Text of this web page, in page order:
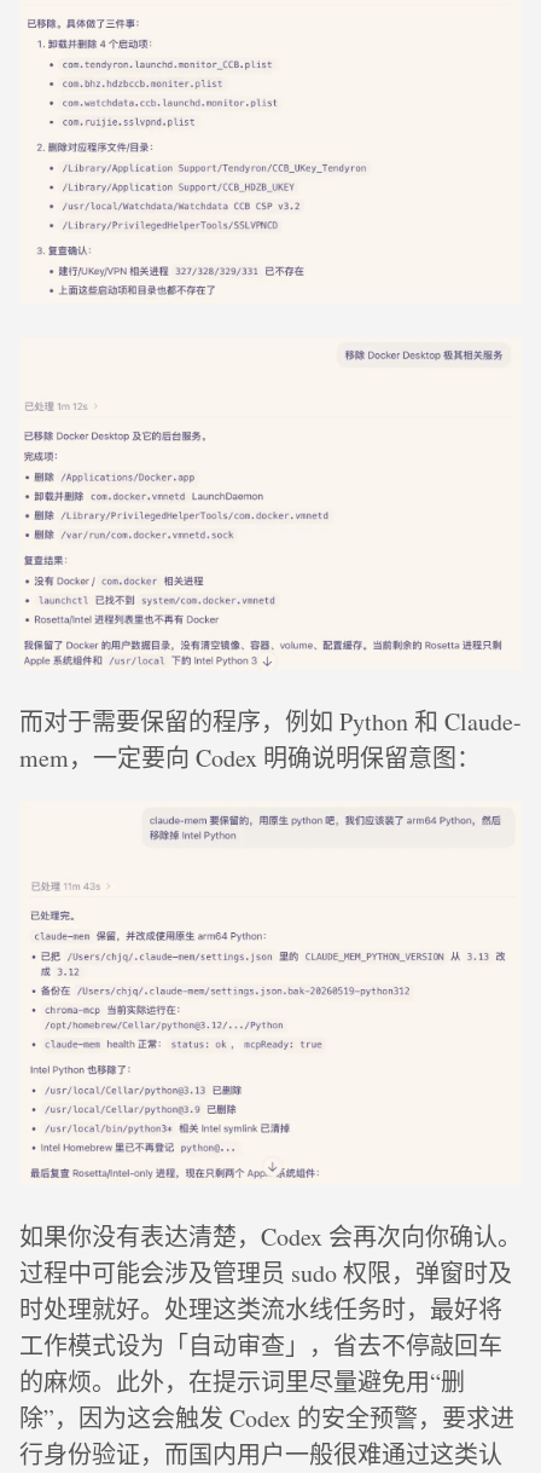
而对于需要保留的程序，例如 Python 和 Claude-
mem，一定要向 Codex 明确说明保留意图：
如果你没有表达清楚，Codex 会再次向你确认。
过程中可能会涉及管理员 sudo 权限，弹窗时及
时处理就好。处理这类流水线任务时，最好将
工作模式设为「自动审查」，省去不停敲回车
的麻烦。此外，在提示词里尽量避免用“删
除”，因为这会触发 Codex 的安全预警，要求进
行身份验证，而国内用户一般很难通过这类认